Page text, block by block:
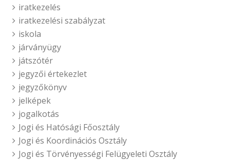
iratkezelés
iratkezelési szabályzat
iskola
járványügy
játszótér
jegyzői értekezlet
jegyzőkönyv
jelképek
jogalkotás
Jogi és Hatósági Főosztály
Jogi és Koordinációs Osztály
Jogi és Törvényességi Felügyeleti Osztály